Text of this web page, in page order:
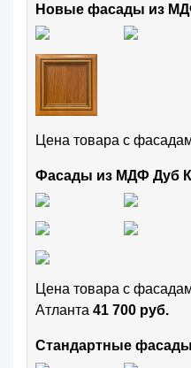
Новые фасады из
Цена товара с
Фасады из МДФ Дуб
Цена товара с
Атланта 41 700 руб.
Стандартные